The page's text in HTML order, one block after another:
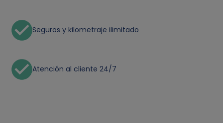
Seguros y kilometraje ilimitado
Atención al cliente 24/7